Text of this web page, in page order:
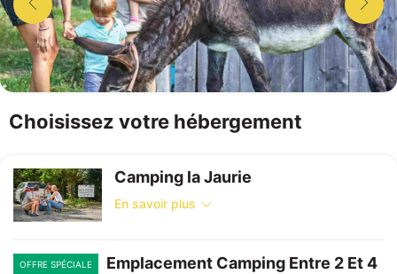
Choisissez votre hébergement
Camping la Jaurie
En savoir plus
OFFRE SPÉCIALE
Emplacement Camping Entre 2 Et 4